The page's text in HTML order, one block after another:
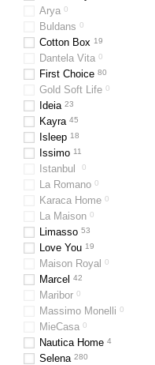
Arya 0
Buldans 0
Cotton Box 19
Dantela Vita 0
First Choice 80
Gold Soft Life 0
Ideia 23
Kayra 45
Isleep 18
Issimo 11
Istanbul 0
La Romano 0
Karaca Home 0
La Maison 0
Limasso 53
Love You 19
Maison Royal 0
Marcel 42
Maribor 0
Massimo Monelli 0
MieCasa 0
Nautica Home 4
Selena 280